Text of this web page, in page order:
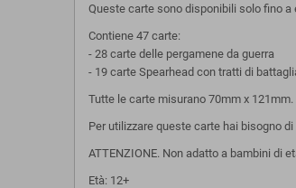
Queste carte sono disponibili solo fino a
Contiene 47 carte:
- 28 carte delle pergamene da guerra
- 19 carte Spearhead con tratti di
Tutte le carte misurano 70mm x
Per utilizzare queste carte hai bisogno di
ATTENZIONE. Non adatto a bambini di
Età: 12+